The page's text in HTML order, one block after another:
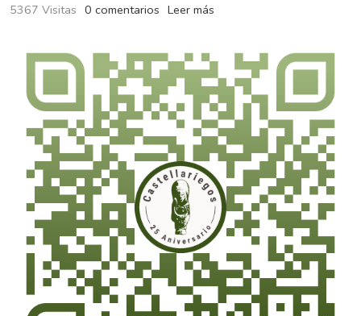
5367 Visitas 0 comentarios Leer más